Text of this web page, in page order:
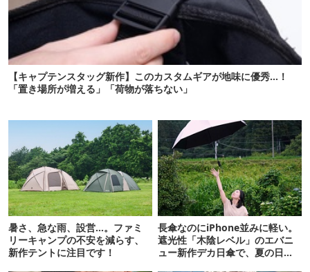
【キャプテンスタッグ新作】このカスタムギアが地味に優秀…！
「置き場所が増える」「荷物が落ちない」
暑さ、急な雨、設営…。ファミ
リーキャンプの不安を減らす、
新作テントに注目です！
長傘なのにiPhone並みに軽い。
遮光性「木陰レベル」のエバニ
ュー新作デカ日傘で、夏の日焼